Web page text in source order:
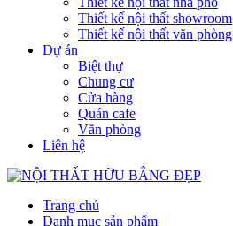
Thiết kế nội thất showroom
Thiết kế nội thất văn phòng
Dự án
Biệt thự
Chung cư
Cửa hàng
Quán cafe
Văn phòng
Liên hệ
Trang chủ
Danh mục sản phẩm